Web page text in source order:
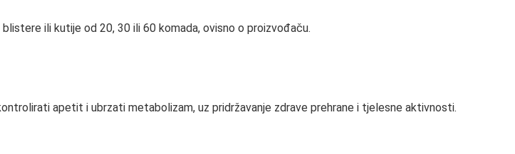
ili kutije od 20, 30 ili 60 komada, ovisno o proizvođaču.
apetit i ubrzati metabolizam, uz pridržavanje zdrave prehrane i tjelesne aktivnosti.